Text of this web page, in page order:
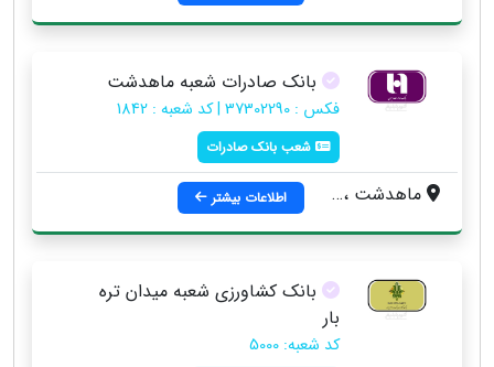
بانک صادرات شعبه ماهدشت
فکس : 37302290 | کد شعبه : 1842
شعب بانک صادرات
ماهدشت ، خيابان امام خميني اطلاعات بیشتر
بانک کشاورزی شعبه میدان تره
بار
کد شعبه: 5000